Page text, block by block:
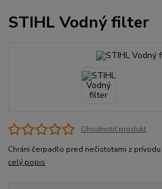
STIHL Vodný filter
Ohodnotiť produkt
Chráni čerpadlo pred nečistotami z prívodu
celý popis